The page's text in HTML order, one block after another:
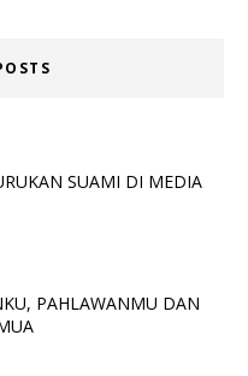
SUAMI DI MEDIA
PAHLAWANMU DAN